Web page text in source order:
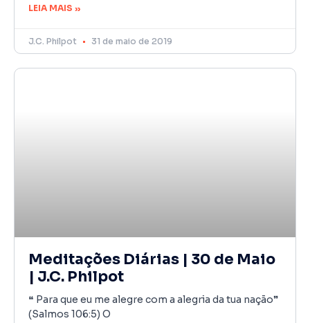
LEIA MAIS »
J.C. Philpot 31 de maio de 2019
Meditações Diárias | 30 de Maio
| J.C. Philpot
❝ Para que eu me alegre com a alegria da tua nação❞
(Salmos 106:5) O